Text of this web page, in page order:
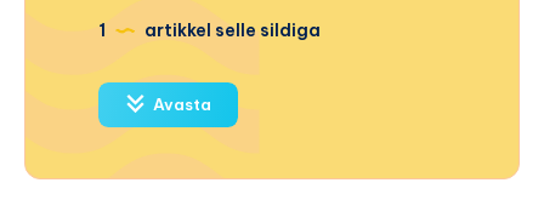
1 artikkel selle sildiga
Avasta